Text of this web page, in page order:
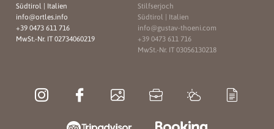
Südtirol | Italien
info@ortles.info
+39 0473 611 716
MwSt.-Nr. IT 02734060219
Stilfserjoch
Südtirol | Italien
info@gustav-thoeni.com
+39 0473 611 716
MwSt.-Nr. IT 03056130218